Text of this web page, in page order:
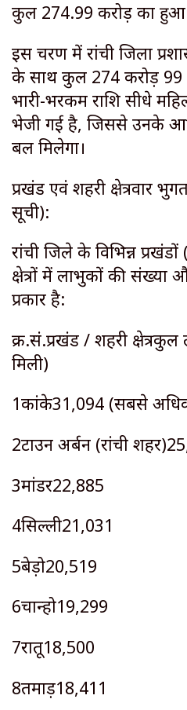
कुल ₹274.99 करोड़ का
इस चरण में रांची जिला
के साथ कुल ₹274 करोड़
भारी-भरकम राशि सीधे
भेजी गई है, जिससे उनके
बल मिलेगा।
प्रखंड एवं शहरी क्षेत्रवार
सूची):
रांची जिले के विभिन्न
क्षेत्रों में लाभुकों की संख्या
प्रकार है:
क्र.सं.प्रखंड / शहरी
मिली)
1कांके31,094 (सबसे
2टाउन अर्बन (रांची
3मांडर22,885
4सिल्ली21,031
5बेड़ो20,519
6चान्हो19,299
7रातू18,500
8तमाड़18,411